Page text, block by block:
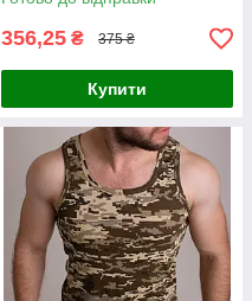
356,25 ₴ 375 ₴
Купити